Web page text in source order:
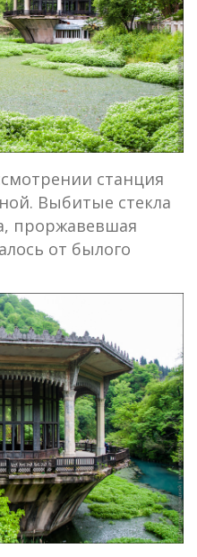
станция
Выбитые стекла
проржавевшая
от былого